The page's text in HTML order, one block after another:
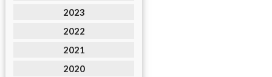
2023
2022
2021
2020